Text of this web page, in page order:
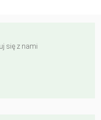
się z nami